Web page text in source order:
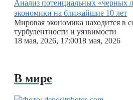
Анализ потенциальных «черных
экономики на ближайшие 10 лет
Мировая экономика находится в
турбулентности и уязвимости
18 мая, 2026, 17:0018 мая, 2026
В мире